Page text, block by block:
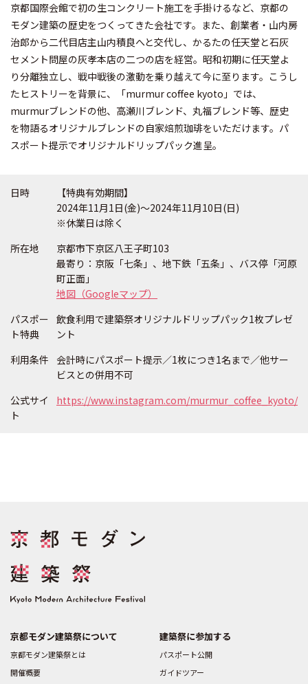
京都国際会館で初の生コンクリート施工を手掛けるなど、京都の
モダン建築の歴史をつくってきた会社です。また、創業者・山内房
治郎から二代目店主山内積良へと交代し、かるたの任天堂と石灰
セメント問屋の灰孝本店の二つの店を経営。昭和初期に任天堂よ
り分離独立し、戦中戦後の激動を乗り越えて今に至ります。こうし
たヒストリーを背景に、「murmur coffee kyoto」では、
murmurブレンドの他、高瀬川ブレンド、丸福ブレンド等、歴史
を物語るオリジナルブレンドの自家焙煎珈琲をいただけます。パ
スポート提示でオリジナルドリップパック進呈。
日時
【特典有効期間】
2024年11月1日(金)〜2024年11月10日(日)
※休業日は除く
所在地
京都市下京区八王子町103
最寄り：京阪「七条」、地下鉄「五条」、バス停「河原
町正面」
地図（Googleマップ）
パスポー
ト特典
飲食利用で建築祭オリジナルドリップパック1枚プレゼ
ント
利用条件
会計時にパスポート提示／1枚につき1名まで／他サー
ビスとの併用不可
公式サイ
ト
https://www.instagram.com/murmur_coffee_kyoto/
京都モダン建築祭について
京都モダン建築祭とは
開催概要
建築祭に参加する
パスポート公開
ガイドツアー